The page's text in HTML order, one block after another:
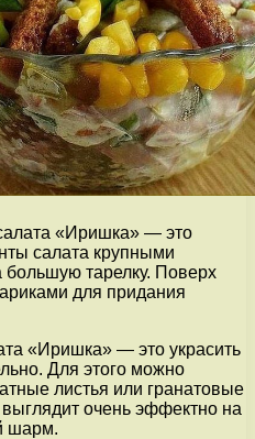
«Иришка» — это
салата крупными
большую тарелку. Поверх
для придания
«Иришка» — это украсить
Для этого можно
листья или гранатовые
очень эффектно на
шарм.